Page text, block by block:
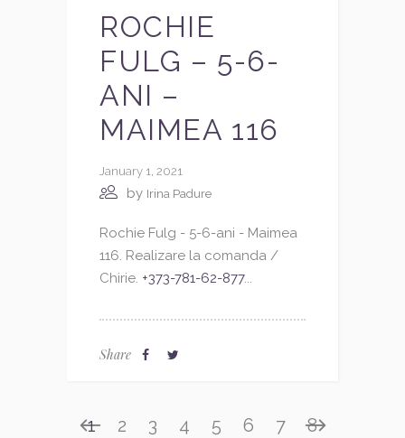
ROCHIE
FULG – 5-6-
ANI –
MAIMEA 116
January 1, 2021
by Irina Padure
Rochie Fulg - 5-6-ani - Maimea
116. Realizare la comanda /
Chirie. +373-781-62-877...
Share
1 2 3 4 5 6 7 8